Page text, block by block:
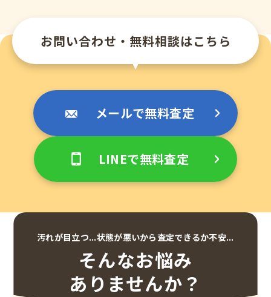
お問い合わせ・無料相談はこちら
メールで無料査定
LINEで無料査定
汚れが目立つ...状態が悪いから査定できるか不安...
そんなお悩み
ありませんか？